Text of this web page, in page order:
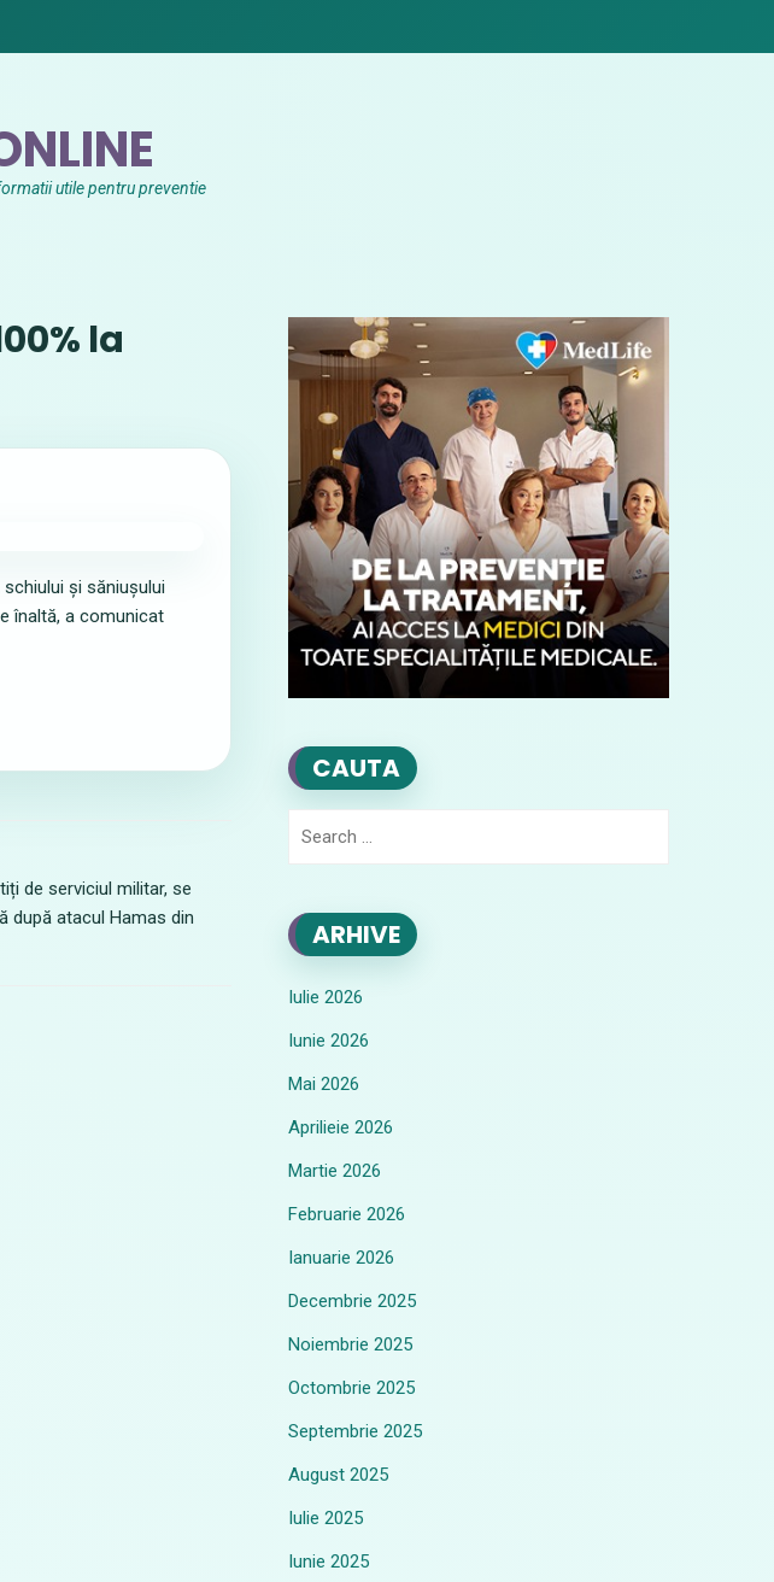
utile pentru preventie
la
și săniușului
înaltă, a comunicat
de serviciul militar, se
după atacul Hamas din
CAUTA
ARHIVE
Iulie 2026
Iunie 2026
Mai 2026
Aprilieie 2026
Martie 2026
Februarie 2026
Ianuarie 2026
Decembrie 2025
Noiembrie 2025
Octombrie 2025
Septembrie 2025
August 2025
Iulie 2025
Iunie 2025